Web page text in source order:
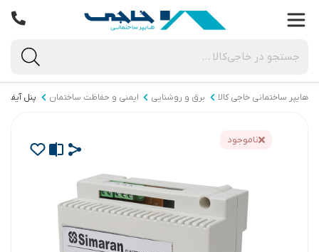
هایپر ساختمانی خاجی‌ کالا برق و روشنایی ایمنی و حفاظت ساختمان پنل
ناموجود